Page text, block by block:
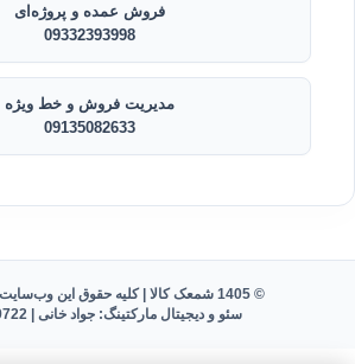
فروش عمده و پروژه‌ای
09332393998
مدیریت فروش و خط ویژه
09135082633
© 1405 شمعک کالا | کلیه حقوق این وب‌سایت محفوظ است.
سئو و دیجیتال مارکتینگ: جواد خانی |